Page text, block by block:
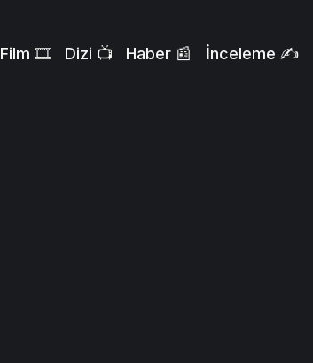
Film 🎞️ Dizi 📺 Haber 📰 İnceleme ✍️